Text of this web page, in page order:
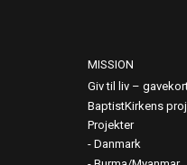
MISSION
Giv til liv –
BaptistKirkens
Projekter
Danmark